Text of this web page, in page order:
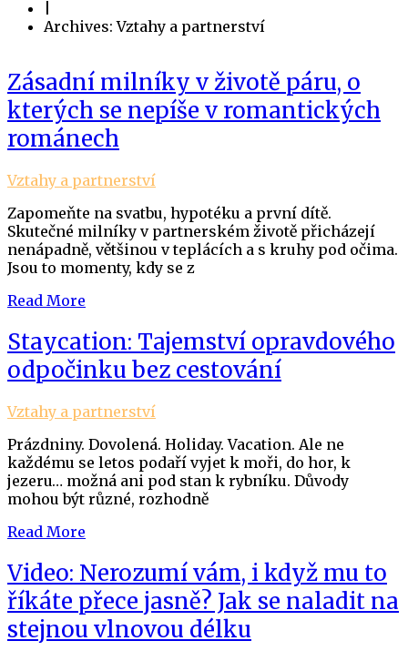
Archives: Vztahy a partnerství
Zásadní milníky v životě páru, o
kterých se nepíše v romantických
románech
Vztahy a partnerství
Zapomeňte na svatbu, hypotéku a první dítě.
Skutečné milníky v partnerském životě přicházejí
nenápadně, většinou v teplácích a s kruhy pod očima.
Jsou to momenty, kdy se z
Read More
Staycation: Tajemství opravdového
odpočinku bez cestování
Vztahy a partnerství
Prázdniny. Dovolená. Holiday. Vacation. Ale ne
každému se letos podaří vyjet k moři, do hor, k
jezeru… možná ani pod stan k rybníku. Důvody
mohou být různé, rozhodně
Read More
Video: Nerozumí vám, i když mu to
říkáte přece jasně? Jak se naladit na
stejnou vlnovou délku